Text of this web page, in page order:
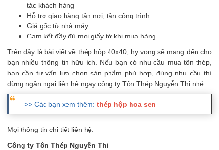
tác khách hàng
Hỗ trợ giao hàng tận nơi, tận công trình
Giá gốc từ nhà máy
Cam kết đầy đủ mọi giấy tờ khi mua hàng
Trên đây là bài viết về thép hộp 40x40, hy vọng sẽ mang đến cho
bạn nhiều thông tin hữu ích. Nếu bạn có nhu cầu mua tôn thép,
bạn cần tư vấn lựa chọn sản phẩm phù hợp, đúng nhu cầu thì
đừng ngần ngại liên hệ ngay công ty Tôn Thép Nguyễn Thi nhé.
>> Các bạn xem thêm: thép hộp hoa sen
Mọi thông tin chi tiết liên hệ:
Công ty Tôn Thép Nguyễn Thi